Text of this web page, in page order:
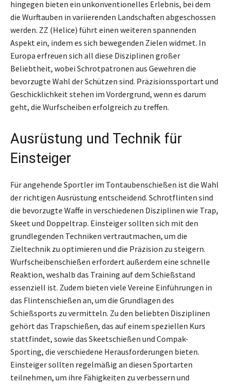
hingegen bieten ein unkonventionelles Erlebnis, bei dem
die Wurftauben in variierenden Landschaften abgeschossen
werden. ZZ (Helice) führt einen weiteren spannenden
Aspekt ein, indem es sich bewegenden Zielen widmet. In
Europa erfreuen sich all diese Disziplinen großer
Beliebtheit, wobei Schrotpatronen aus Gewehren die
bevorzugte Wahl der Schützen sind. Präzisionssportart und
Geschicklichkeit stehen im Vordergrund, wenn es darum
geht, die Wurfscheiben erfolgreich zu treffen.
Ausrüstung und Technik für
Einsteiger
Für angehende Sportler im Tontaubenschießen ist die Wahl
der richtigen Ausrüstung entscheidend. Schrotflinten sind
die bevorzugte Waffe in verschiedenen Disziplinen wie Trap,
Skeet und Doppeltrap. Einsteiger sollten sich mit den
grundlegenden Techniken vertrautmachen, um die
Zieltechnik zu optimieren und die Präzision zu steigern.
Wurfscheibenschießen erfordert außerdem eine schnelle
Reaktion, weshalb das Training auf dem Schießstand
essenziell ist. Zudem bieten viele Vereine Einführungen in
das Flintenschießen an, um die Grundlagen des
Schießsports zu vermitteln. Zu den beliebten Disziplinen
gehört das Trapschießen, das auf einem speziellen Kurs
stattfindet, sowie das Skeetschießen und Compak-
Sporting, die verschiedene Herausforderungen bieten.
Einsteiger sollten regelmäßig an diesen Sportarten
teilnehmen, um ihre Fähigkeiten zu verbessern und